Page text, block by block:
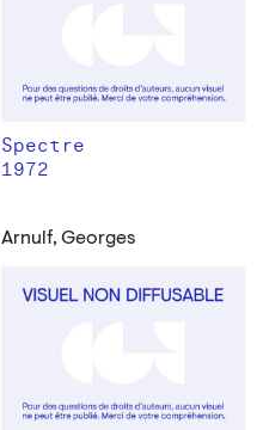
Spectre
1972
Arnulf, Georges